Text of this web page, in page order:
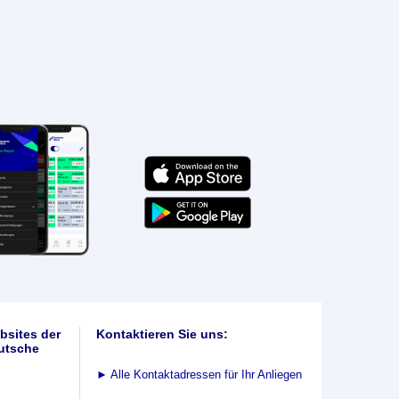
der
Kontaktieren Sie uns:
► Alle Kontaktadressen für Ihr Anliegen